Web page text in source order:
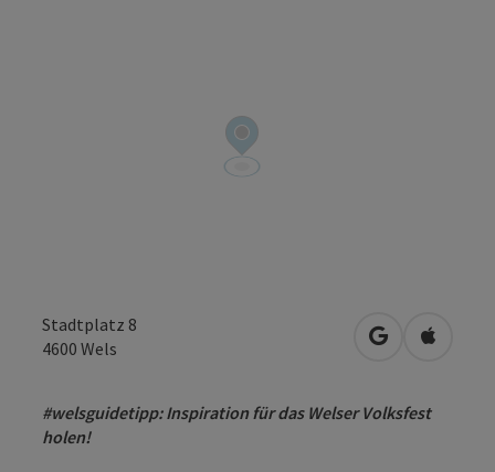
Stadtplatz 8
4600 Wels in Google
in
#welsguidetipp: Inspiration für das Welser Volksfest
holen!